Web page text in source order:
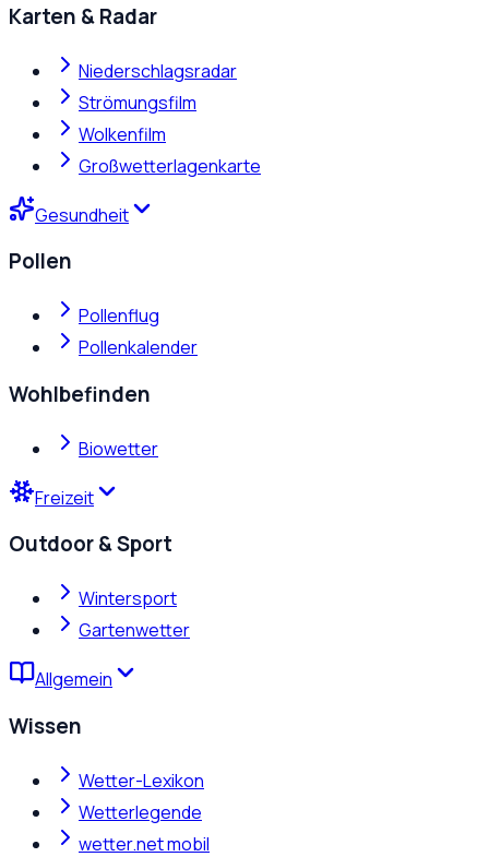
Karten & Radar
Niederschlagsradar
Strömungsfilm
Wolkenfilm
Großwetterlagenkarte
Gesundheit
Pollen
Pollenflug
Pollenkalender
Wohlbefinden
Biowetter
Freizeit
Outdoor & Sport
Wintersport
Gartenwetter
Allgemein
Wissen
Wetter-Lexikon
Wetterlegende
wetter.net mobil